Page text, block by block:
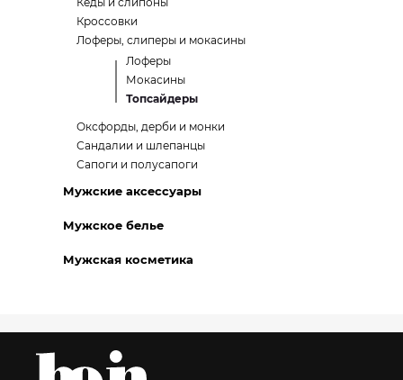
Кроссовки
Лоферы, слиперы и мокасины
Лоферы
Мокасины
Топсайдеры
Оксфорды, дерби и монки
Сандалии и шлепанцы
Сапоги и полусапоги
Мужские аксессуары
Мужское белье
Мужская косметика